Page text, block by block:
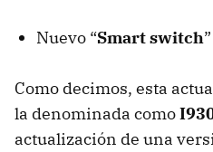
Nuevo “Smart switch
Como decimos, esta
la denominada como
actualización de una